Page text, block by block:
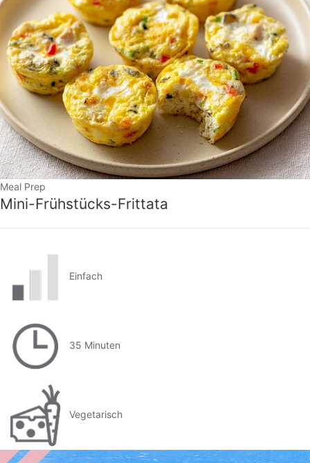
Meal Prep
Mini-Frühstücks-Frittata
Einfach
35 Minuten
Vegetarisch